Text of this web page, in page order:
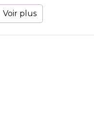
Voir plus